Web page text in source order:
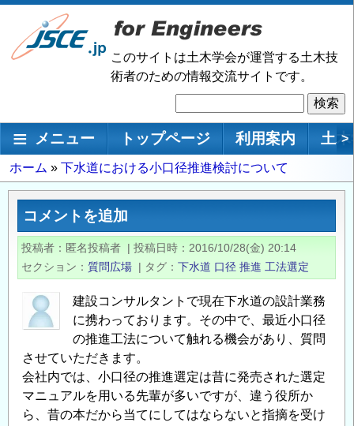
メ
ン
移
このサイトは土木学会が運営する土木技
術者のための情報交流サイトです。
索
メインナビゲーション
メニュー トップページ 利用案内 土 >
パ
ン
ず
ホーム 下水道における小口径推進検討について
コメントを追加
投稿者 匿名投稿者 | 投稿日時
2016/10/28(金) 20:14
セクション
質問広場 | タグ 下水道 口径 推進 工法選定
建設コンサルタントで現在下水道の設計業務
に携わっております。その中で、最近小口径
の推進工法について触れる機会があり、質問
させていただきます。
会社内では、小口径の推進選定は昔に発売された選定
マニュアルを用いる先輩が多いですが、違う役所か
ら、昔の本だから当てにしてはならないと指摘を受け